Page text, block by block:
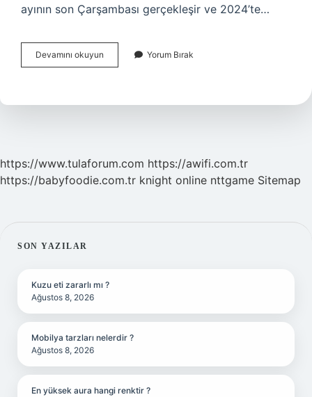
ayının son Çarşambası gerçekleşir ve 2024’te…
Devamını okuyun Ispanyada
Ne
Yorum Bırak
https://www.tulaforum.com https://awifi.com.tr
https://babyfoodie.com.tr knight online nttgame Sitemap
SIDEBAR
SON YAZILAR
Kuzu eti zararlı mı ?
Ağustos 8, 2026
Mobilya tarzları nelerdir ?
Ağustos 8, 2026
En yüksek aura hangi renktir ?